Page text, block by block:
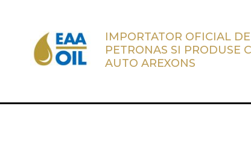
IMPORTATOR OFICIAL
PETRONAS SI PRODUSE
AUTO AREXONS